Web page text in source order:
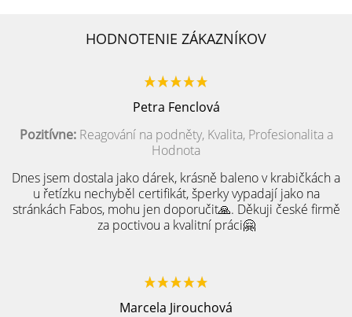
HODNOTENIE ZÁKAZNÍKOV
Petra Fenclová
Pozitívne:Reagování na podněty, Kvalita, Profesionalita a
Hodnota
Dnes jsem dostala jako dárek, krásně baleno v krabičkách a
u řetízku nechyběl certifikát, šperky vypadají jako na
stránkách Fabos, mohu jen doporučit🙏. Děkuji české firmě
za poctivou a kvalitní práci🤗
Marcela Jirouchová